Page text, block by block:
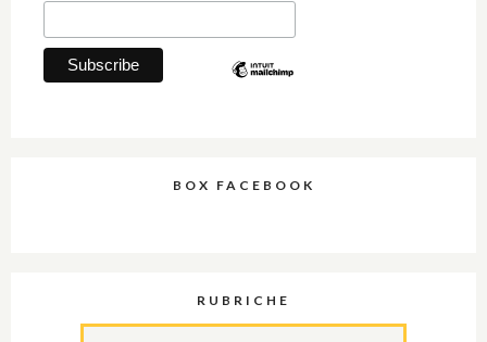
BOX FACEBOOK
RUBRICHE